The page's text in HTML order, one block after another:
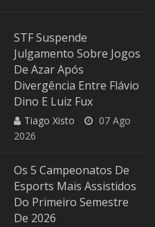
STF Suspende
Julgamento Sobre Jogos
De Azar Após
Divergência Entre Flávio
Dino E Luiz Fux
Tiago Xisto
07 Ago
2026
Os 5 Campeonatos De
Esports Mais Assistidos
Do Primeiro Semestre
De 2026